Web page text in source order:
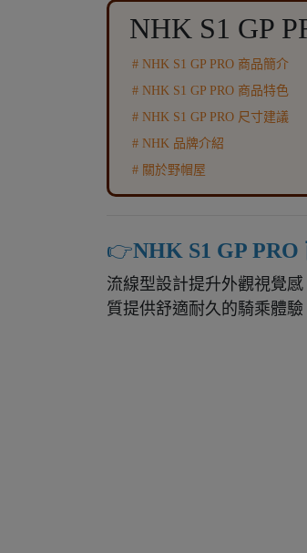
NHK S1 GP
# NHK S1 GP PRO 商品簡介
# NHK S1 GP PRO 商品特色
# NHK S1 GP PRO 尺寸建議
# NHK 品牌介紹
# 關於野帽屋
👉️NHK S1 GP PRO
流線型設計提升外觀視覺
質提供舒適耐久的騎乘體驗